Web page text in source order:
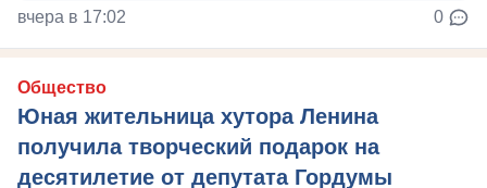
вчера в 17:02 0
Общество
Юная жительница хутора Ленина
получила творческий подарок на
десятилетие от депутата Гордумы